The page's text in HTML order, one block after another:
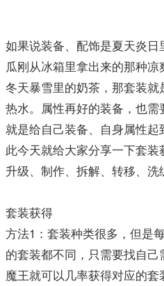
如果说装备、配饰是夏天炎
瓜刚从冰箱里拿出来的那种
冬天暴雪里的奶茶，那套装
热水。属性再好的装备，也
就是给自己装备、自身属性
此今天就给大家分享一下套装
升级、制作、拆解、转移、洗
套装获得
方法1：套装种类很多，但是
的套装都不同，只需要找自
魔王就可以几率获得对应的